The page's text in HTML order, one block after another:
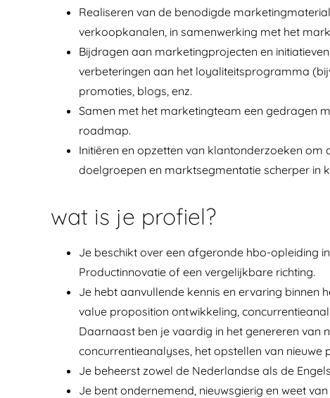
Realiseren van de benodigde
verkoopkanalen, in samenwerking met het
Bijdragen aan marketingprojecten en
verbeteringen aan het loyaliteitsprogramma
promoties, blogs, enz.
Samen met het marketingteam een gedragen
roadmap.
Initiëren en opzetten van klantonderzoeken
doelgroepen en marktsegmentatie scherper in
wat is je profiel?
Je beschikt over een afgeronde hbo-opleiding
Productinnovatie of een vergelijkbare richting.
Je hebt aanvullende kennis en ervaring binnen
value proposition ontwikkeling,
Daarnaast ben je vaardig in het genereren van
concurrentieanalyses, het opstellen van
Je beheerst zowel de Nederlandse als de
Je bent ondernemend, nieuwsgierig en weet